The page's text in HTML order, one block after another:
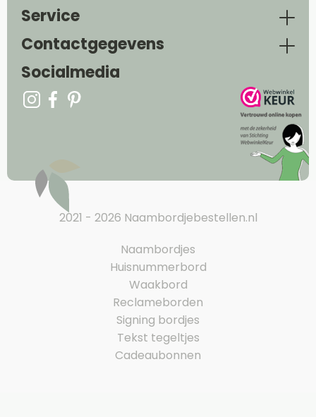
Service
Contactgegevens
Socialmedia
2021 - 2026 Naambordjebestellen.nl
Naambordjes
Huisnummerbord
Waakbord
Reclameborden
Signing bordjes
Tekst tegeltjes
Cadeaubonnen